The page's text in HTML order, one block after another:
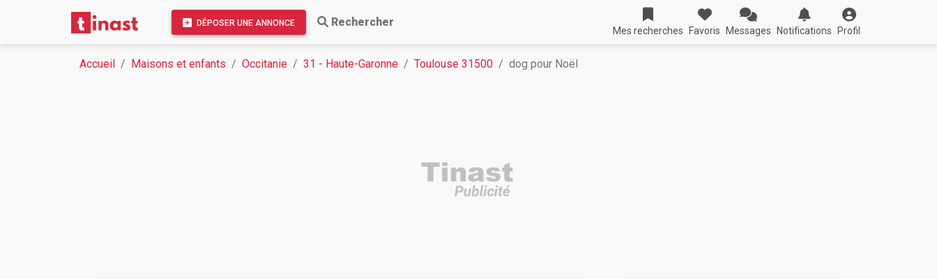
DÉPOSER UNE ANNONCE Rechercher
Mes recherches Favoris Messages Notifications Profil
Accueil Maisons et enfants Occitanie 31 - Haute-Garonne Toulouse 31500 dog pour Noël